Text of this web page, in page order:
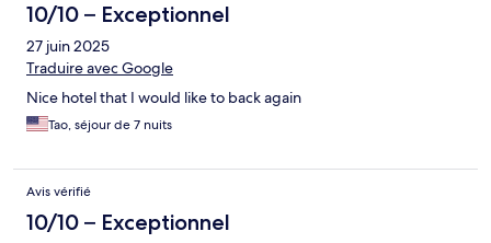
10/10 – Exceptionnel
27 juin 2025
Traduire avec Google
Nice hotel that I would like to back again
Tao, séjour de 7 nuits
Avis vérifié
10/10 – Exceptionnel